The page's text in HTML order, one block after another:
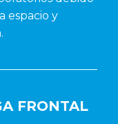
espacio y
FRONTAL